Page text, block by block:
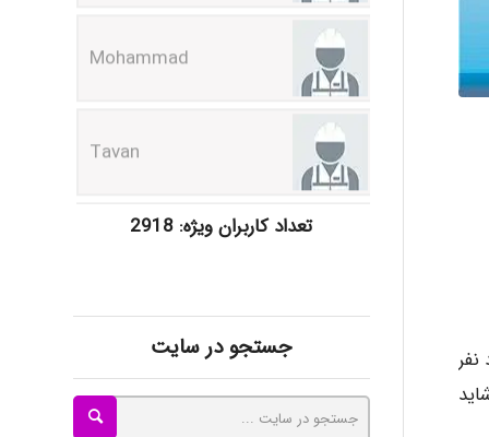
حال توسعه تقریبا 1/2 میلیارد نفر
Tavan
akhtar shahsavandi
ayda habibnejad
تعداد کاربران ویژه: 2918
جستجو در سایت